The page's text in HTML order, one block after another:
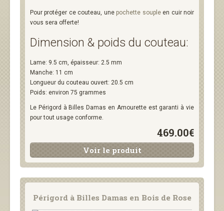
Pour protéger ce couteau, une pochette soupleen cuir noir
vous sera offerte!
Dimension & poids du couteau:
Lame: 9.5 cm, épaisseur: 2.5 mm
Manche: 11 cm
Longueur du couteau ouvert: 20.5 cm
Poids: environ 75 grammes
Le Périgord à Billes Damas en Amourette est garanti à vie
pour tout usage conforme.
469.00€
Voir le produit
Périgord à Billes Damas en Bois de Rose